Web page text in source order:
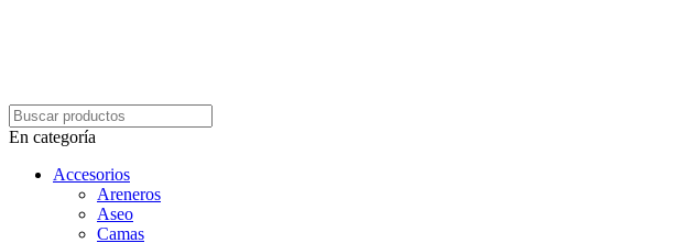
En categoría
Accesorios
Areneros
Aseo
Camas